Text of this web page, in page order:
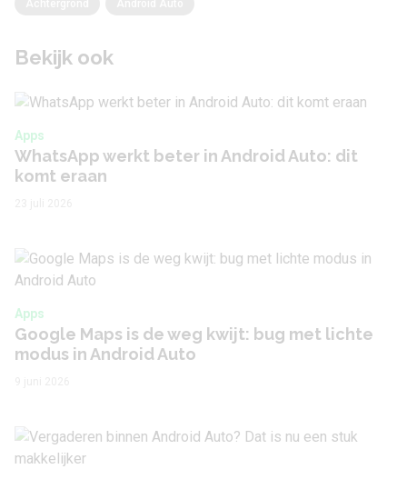
Bekijk ook
Apps
WhatsApp werkt beter in Android Auto: dit
komt eraan
Apps
Google Maps is de weg kwijt: bug met lichte
modus in Android Auto